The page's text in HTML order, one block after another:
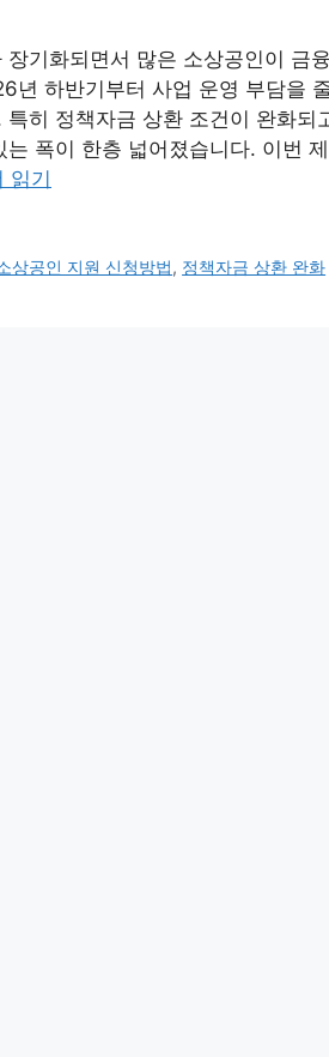
기화되면서 많은 소상공인이 금
년 하반기부터 사업 운영 부담을
히 정책자금 상환 조건이 완화되
폭이 한층 넓어졌습니다. 이번
읽기
상공인 지원 신청방법, 정책자금 상환 완화